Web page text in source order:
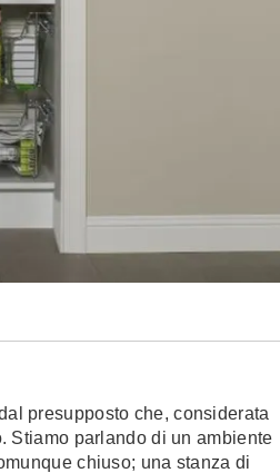
presupposto che, considerata
Stiamo parlando di un ambiente
chiuso; una stanza di